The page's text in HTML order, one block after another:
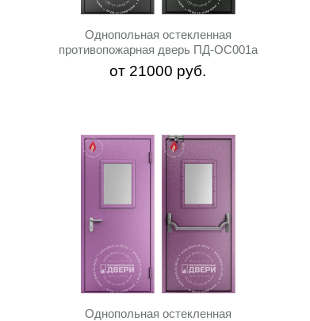
Однопольная остекленная
противопожарная дверь ПД-ОС001a
от 21000 руб.
Однопольная остекленная